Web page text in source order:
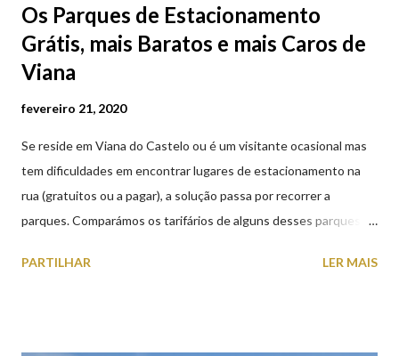
Os Parques de Estacionamento
Grátis, mais Baratos e mais Caros de
Viana
fevereiro 21, 2020
Se reside em Viana do Castelo ou é um visitante ocasional mas
tem dificuldades em encontrar lugares de estacionamento na
rua (gratuitos ou a pagar), a solução passa por recorrer a
parques. Comparámos os tarifários de alguns desses parques de
subterrâneos) perto do centro da cidade (entenda-se por
PARTILHAR LER MAIS